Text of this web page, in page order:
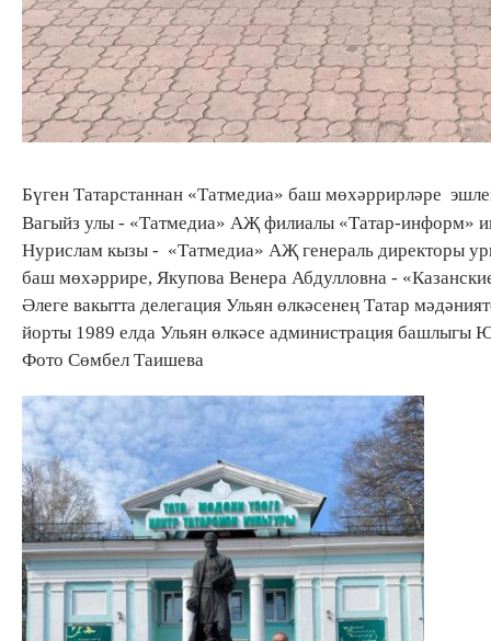
Бүген Татарстаннан «Татмедиа» баш мөхәррирләре
Вагыйз улы - «Татмедиа» АҖ филиалы «Татар-информ»
Нурислам кызы - «Татмедиа» АҖ генераль директоры
баш мөхәррире, Якупова Венера Абдулловна -
Әлеге вакытта делегация Ульян өлкәсенең Татар
йорты 1989 елда Ульян өлкәсе администрация башлыгы
Фото Сөмбел Таишева